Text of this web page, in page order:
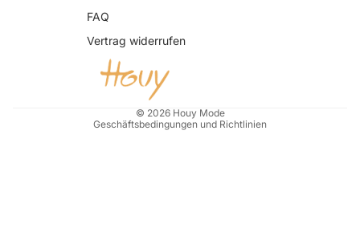
FAQ
Vertrag widerrufen
© 2026 Houy Mode
Geschäftsbedingungen und Richtlinien
Kontaktinformationen